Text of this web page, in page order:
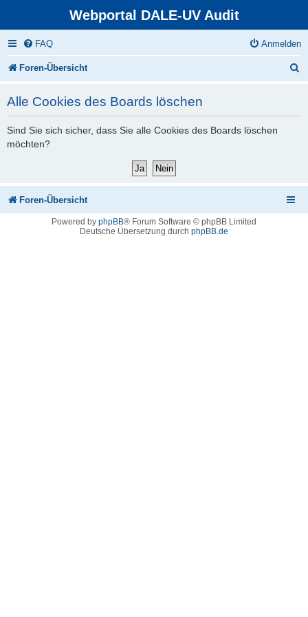
Webportal DALE-UV Audit
FAQ Anmelden
Foren-Übersicht
Alle Cookies des Boards löschen
Sind Sie sich sicher, dass Sie alle Cookies des Boards löschen
möchten?
Foren-Übersicht
Powered by phpBB® Forum Software © phpBB Limited
Deutsche Übersetzung durch phpBB.de